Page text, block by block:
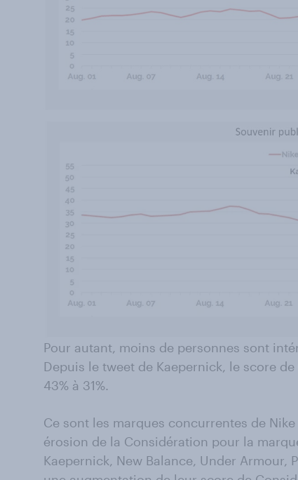
Pour autant, moins de personnes sont
Depuis le tweet de Kaepernick, le score
43% à 31%.
Ce sont les marques concurrentes de
érosion de la Considération pour la
Kaepernick, New Balance, Under Armour,